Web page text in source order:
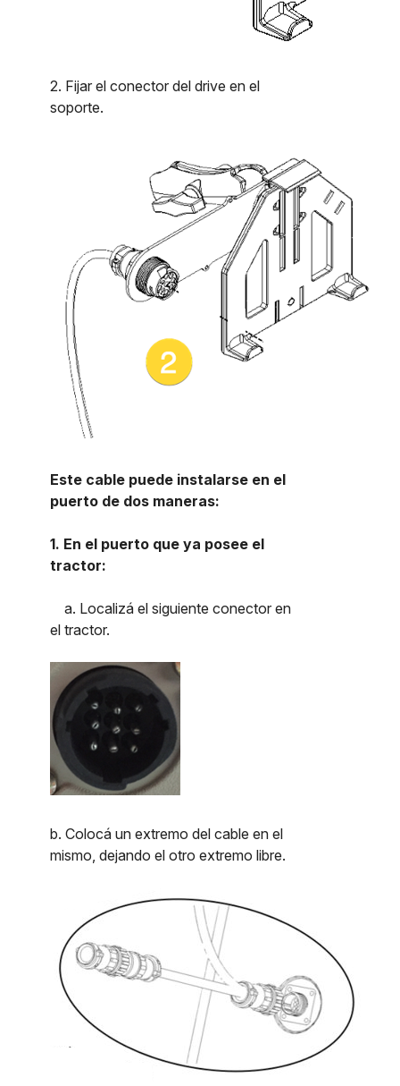
2. Fijar el conector del drive en el
soporte.
Este cable puede instalarse en el
puerto de dos maneras:
1. En el puerto que ya posee el
tractor:
a. Localizá el siguiente conector en
el tractor.
b. Colocá un extremo del cable en el
mismo, dejando el otro extremo libre.